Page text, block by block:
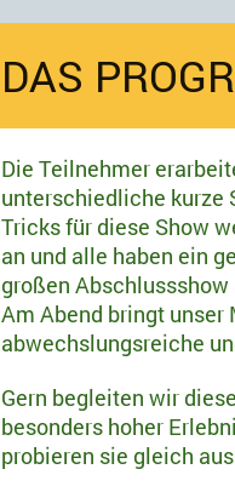
DAS
Die Teilnehmer
unterschiedliche kurze
Tricks für diese Show
an und alle haben ein
großen Abschlussshow
Am Abend bringt
abwechslungsreiche
Gern begleiten wir
besonders hoher
probieren sie gleich